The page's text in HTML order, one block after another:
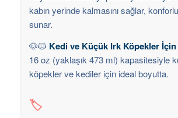
kabın yerinde kalmasını sağlar,
sunar.
🐶🐱 Kedi ve Küçük Irk Köpekler
16 oz (yaklaşık 473 ml) kapasitesiyle
köpekler ve kediler için ideal boyutta.
🏷️